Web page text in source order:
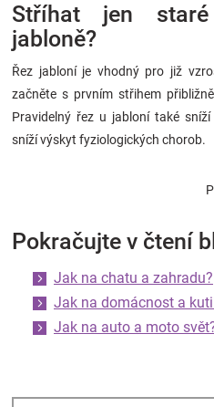
Stříhat jen
jabloně?
Řez jabloní je vhodný pro již
začněte s prvním střihem
Pravidelný řez u jabloní také
sníží výskyt fyziologických chorob.
Pokračujte v čtení
Jak na chatu a zahradu?
Jak na domácnost a
Jak na auto a moto